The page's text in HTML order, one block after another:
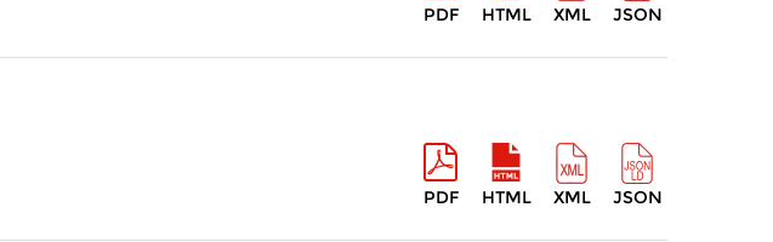
PDF HTML XML JSON
PDF HTML XML JSON